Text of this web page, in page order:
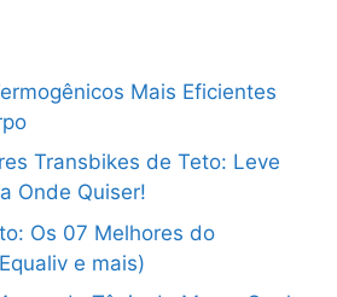
Mais Eficientes
Transbikes de Teto: Leve
Onde Quiser!
Os 07 Melhores do
e mais)